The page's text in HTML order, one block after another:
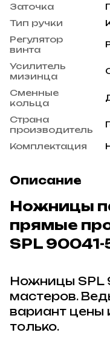
Заточка
Тип ручки
Регулятор
винта
Усилитель
мизинца
Сменные
кольца
Страна
производитель
Комплектация
Описание
Ножницы
прямые
SPL
Ножницы SPL
мастеров.
вариант цены
только.